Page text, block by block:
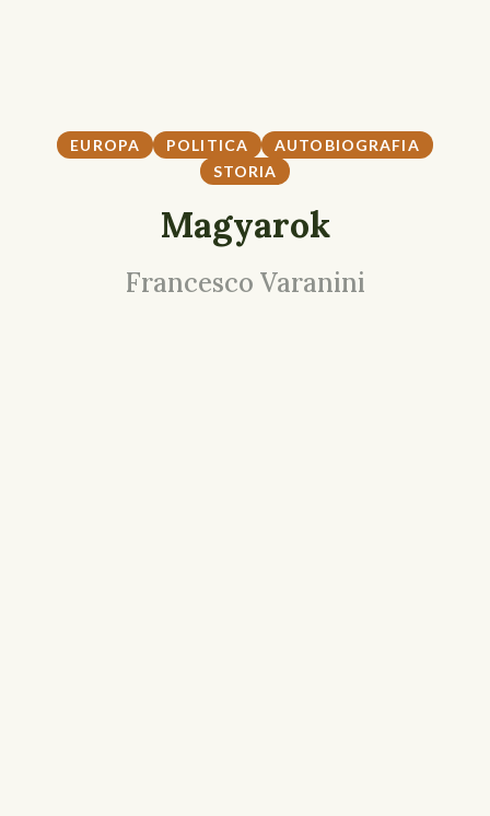
EUROPA POLITICA
AUTOBIOGRAFIA
STORIA
Magyarok
Francesco Varanini